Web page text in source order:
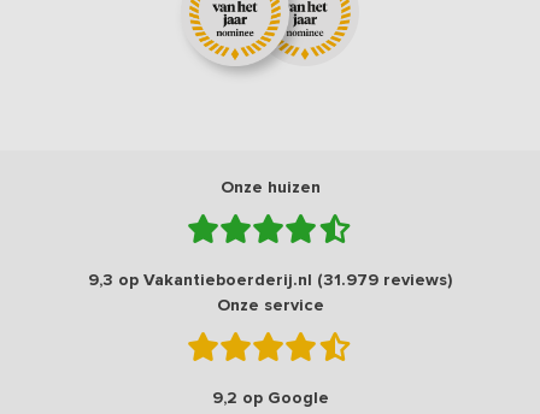
Onze huizen
9,3 op Vakantieboerderij.nl (31.979 reviews)
Onze service
9,2 op Google